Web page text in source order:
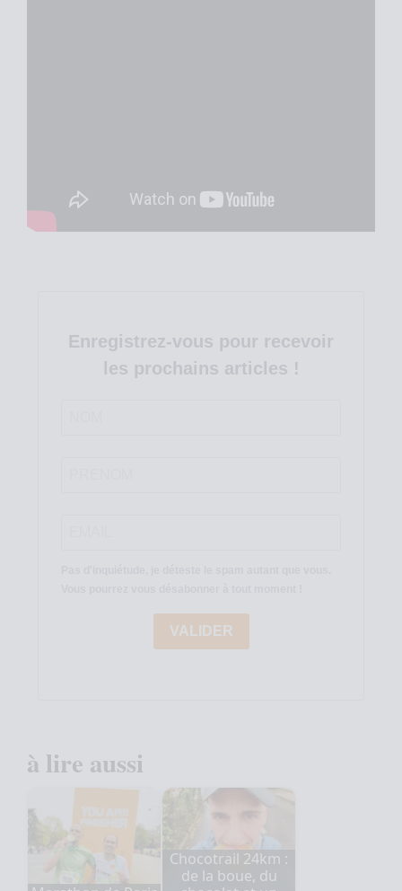
Enregistrez-vous pour recevoir
les prochains articles !
VALIDER
à lire aussi
Chocotrail 24km :
de la boue, du